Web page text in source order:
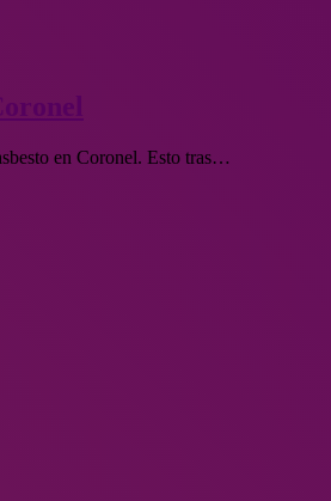
en Coronel. Esto tras…